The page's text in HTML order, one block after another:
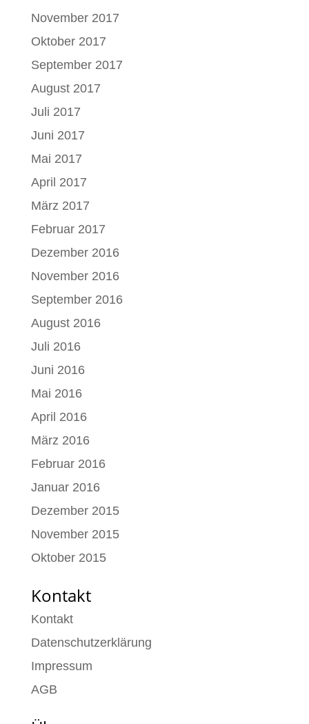
November 2017
Oktober 2017
September 2017
August 2017
Juli 2017
Juni 2017
Mai 2017
April 2017
März 2017
Februar 2017
Dezember 2016
November 2016
September 2016
August 2016
Juli 2016
Juni 2016
Mai 2016
April 2016
März 2016
Februar 2016
Januar 2016
Dezember 2015
November 2015
Oktober 2015
Kontakt
Kontakt
Datenschutzerklärung
Impressum
AGB